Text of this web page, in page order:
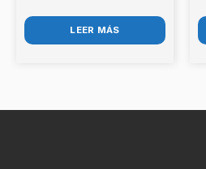
LEER MÁS